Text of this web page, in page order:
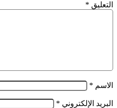
التعليق *
الاسم *
البريد الإلكتروني *